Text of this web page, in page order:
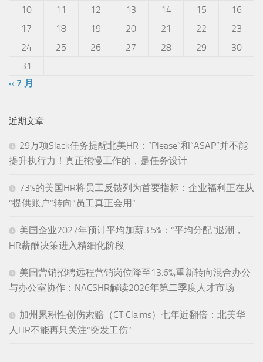
10
11 12 13 14 15
16
17
18 19 20 21 22
23
24
25 26 27 28 29
30
31
« 7 月
近期文章
29万项Slack任务提醒北美HR：“Please”和“ASAP”并不能
提升执行力！真正拖慢工作的，是任务设计
73%的美国HR将员工反馈列为首要指标：企业福利正在从
“提供账户”转向“员工真正会用”
美国企业2027年预计平均加薪3.5%：“平均分配”退潮，
HR薪酬决策进入精细化阶段
美国营销招聘远程营销岗位降至13.6%,重新转向混合办公
与办公室协作：NACSHR解读2026年第二季度人才市场
加州累积性创伤索赔（CT Claims）七年近翻倍：北美华
人HR不能再只关注“突发工伤”